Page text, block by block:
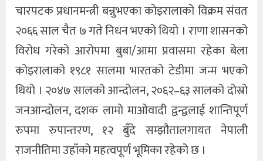
चारपटक प्रधानमन्त्री बन्नुभएका कोइरालाको विक्रम संवत
२०६६ साल चैत ७ गते निधन भएको थियो । राणा शासनको
विरोध गरेको आरोपमा बुबा/आमा प्रवासमा रहेका बेला
कोइरालाको १९८१ सालमा भारतको टेडीमा जन्म भएको
थियो । २०४७ सालको आन्दोलन, २०६२–६३ सालको दोस्रो
जनआन्दोलन, दशक लामो माओवादी द्वन्द्वलाई शान्तिपूर्ण
रुपमा रुपान्तरण, १२ बुँदे सम्झौतालगायत नेपाली
राजनीतिमा उहाँको महत्वपूर्ण भूमिका रहेको छ ।